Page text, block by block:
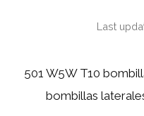
Last
501 W5W T10
bombillas